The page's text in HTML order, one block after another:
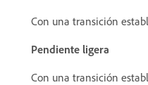
Con una transición
Pendiente ligera
Con una transición